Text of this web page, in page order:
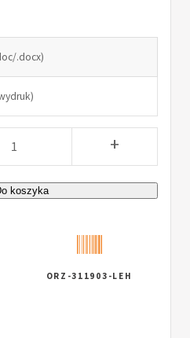
.docx)
+
koszyka
ORZ-311903-LEH